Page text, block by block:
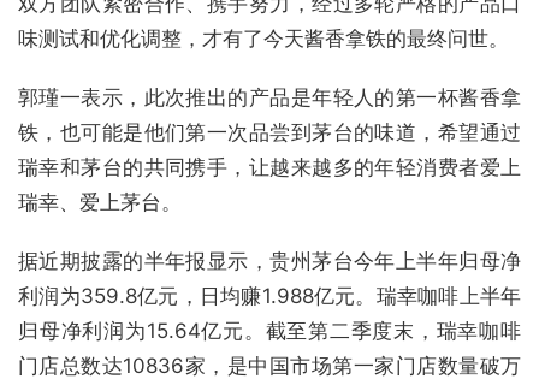
味测试和优化调整，才有了今天酱香拿铁的最终问世。
郭瑾一表示，此次推出的产品是年轻人的第一杯酱香拿
铁，也可能是他们第一次品尝到茅台的味道，希望通过
瑞幸和茅台的共同携手，让越来越多的年轻消费者爱上
瑞幸、爱上茅台。
据近期披露的半年报显示，贵州茅台今年上半年归母净
利润为359.8亿元，日均赚1.988亿元。瑞幸咖啡上半年
归母净利润为15.64亿元。截至第二季度末，瑞幸咖啡
门店总数达10836家，是中国市场第一家门店数量破万